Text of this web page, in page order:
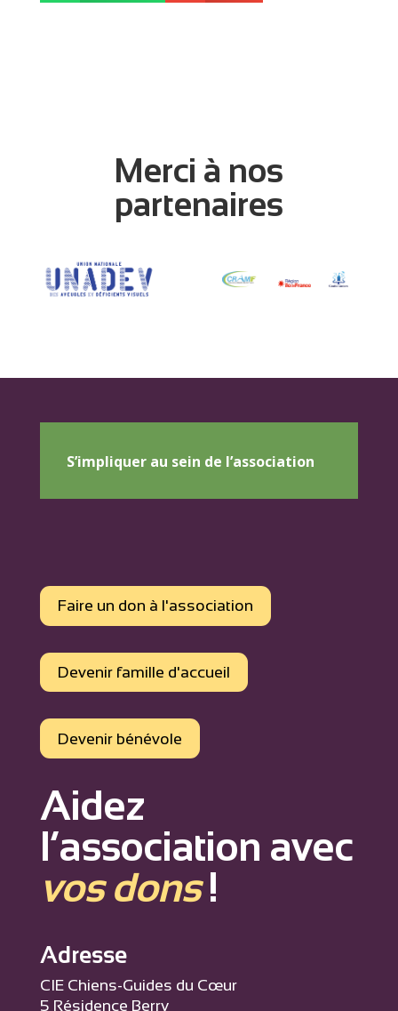
Merci à nos
partenaires
S’impliquer au sein de l’association
Faire un don à l'association
Devenir famille d'accueil
Devenir bénévole
Aidez
l’association avec
vos dons!
Adresse
CIE Chiens-Guides du Cœur
5 Résidence Berry